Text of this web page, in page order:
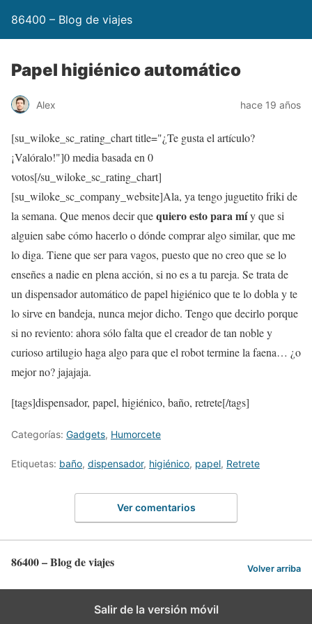
86400 – Blog de viajes
Papel higiénico automático
Alex hace 19 años
[su_wiloke_sc_rating_chart title="¿Te gusta el artículo?
¡Valóralo!"]0media basada en 0
votos[/su_wiloke_sc_rating_chart]
[su_wiloke_sc_company_website]Ala, ya tengo juguetito friki de
la semana. Que menos decir quequiero esto para míy que si
alguien sabe cómo hacerlo o dónde comprar algo similar, que me
lo diga. Tiene que ser para vagos, puesto que no creo que se lo
enseñes a nadie en plena acción, si no es a tu pareja. Se trata de
un dispensador automático de papel higiénico que te lo dobla y te
lo sirve en bandeja, nunca mejor dicho. Tengo que decirlo porque
si no reviento: ahora sólo falta que el creador de tan noble y
curioso artilugio haga algo para que el robot termine la faena… ¿o
mejor no? jajajaja.
[tags]dispensador, papel, higiénico, baño, retrete[/tags]
Categorías: Gadgets, Humorcete
Etiquetas: baño, dispensador, higiénico, papel, Retrete
Ver comentarios
86400 – Blog de viajes Volver arriba
Salir de la versión móvil